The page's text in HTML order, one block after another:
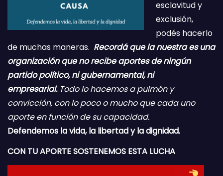
esclavitud y
exclusión,
podés hacerlo
de muchas maneras. Recordá que la nuestra es una
organización que no recibe aportes de ningún
partido político, ni gubernamental, ni
empresarial.Todo lo hacemos a pulmón y
convicción, con lo poco o mucho que cada uno
aporte en función de su capacidad.
Defendemos la vida, la libertad y la dignidad.
CON TU APORTE SOSTENEMOS ESTA LUCHA